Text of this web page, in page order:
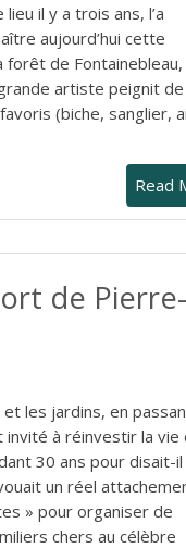
il y a trois ans, l’a
aujourd’hui cette
de Fontainebleau,
artiste peignit de
(biche, sanglier,
Read
de Pierre-
et les jardins, en
invité à réinvestir la vie
30 ans pour disait-
un réel
» pour organiser de
chers au célèbre